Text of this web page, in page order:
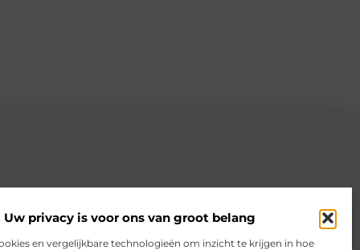
Uw privacy is voor ons van groot belang
en vergelijkbare technologieën om inzicht te krijgen in hoe